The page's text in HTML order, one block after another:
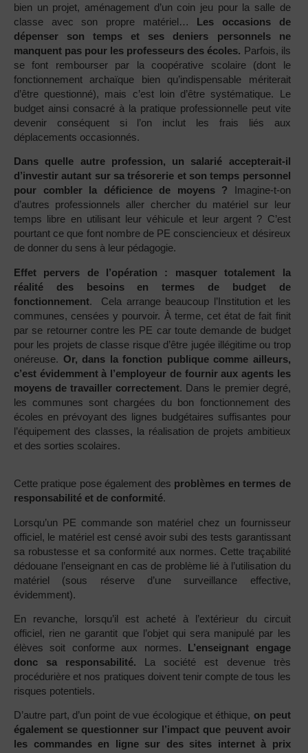
bien un projet, aménagement d’un coin jeu pour la salle de
classe avec son propre matériel… Les occasions de
dépenser son temps et ses deniers personnels ne
manquent pas pour les professeurs des écoles. Parfois, ils
se font rembourser par la coopérative scolaire (dont le
fonctionnement archaïque bien qu’indispensable mériterait
d’être questionné), mais c’est loin d’être systématique. Le
budget ainsi consacré à la pratique professionnelle peut vite
devenir conséquent si l’on inclut les frais liés aux
déplacements occasionnés.
Dans quelle autre profession, un salarié accepterait-il
d’investir autant sur sa trésorerie et son temps personnel
pour combler la déficience de moyens ? Imagine-t-on
d’autres professionnels aller chercher du matériel sur leur
temps libre en utilisant leur véhicule et leur argent ? C’est
pourtant ce que font nombre de PE consciencieux et désireux
de donner du sens à leur pédagogie.
Effet pervers de l’opération : masquer totalement la
réalité des besoins en termes de budget de
fonctionnement. Cela arrange beaucoup l’Institution et les
communes, censées y pourvoir. À terme, cet état de fait finit
par se retourner contre les PE car toute demande de budget
pour les projets de classe risque d’être jugée illégitime ou trop
onéreuse. Or, dans la fonction publique comme ailleurs,
c’est évidemment à l’employeur de fournir aux agents les
moyens de travailler correctement. Dans le premier degré,
les communes sont chargées du bon fonctionnement des
écoles en prévoyant des lignes budgétaires suffisantes pour
l’équipement des classes, la réalisation de projets ambitieux
et des sorties scolaires.
Cette pratique pose également des problèmes en termes de
responsabilité et de conformité.
Lorsqu’un PE commande son matériel chez un fournisseur
officiel, le matériel est censé avoir subi des tests garantissant
sa robustesse et sa conformité aux normes. Cette traçabilité
dédouane l’enseignant en cas de problème lié à l’utilisation du
matériel (sous réserve d’une surveillance effective,
évidemment).
En revanche, lorsqu’il est acheté à l’extérieur du circuit
officiel, rien ne garantit que l’objet qui sera manipulé par les
élèves soit conforme aux normes. L’enseignant engage
donc sa responsabilité. La société est devenue très
procédurière et nos pratiques doivent tenir compte de tous les
risques potentiels.
D’autre part, d’un point de vue écologique et éthique, on peut
également se questionner sur l’impact que peuvent avoir
les commandes en ligne sur des sites internet à prix